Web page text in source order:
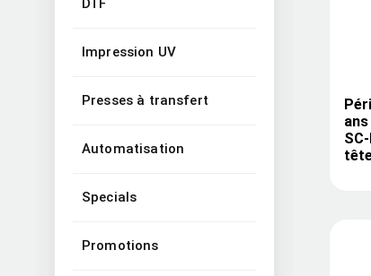
DTF
Impression UV
Presses à transfert
Automatisation
Specials
Promotions